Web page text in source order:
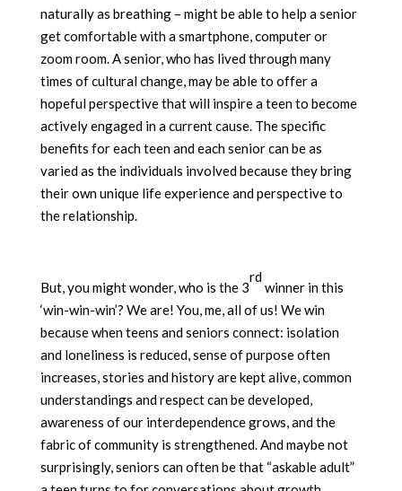
naturally as breathing – might be able to help a senior
get comfortable with a smartphone, computer or
zoom room. A senior, who has lived through many
times of cultural change, may be able to offer a
hopeful perspective that will inspire a teen to become
actively engaged in a current cause. The specific
benefits for each teen and each senior can be as
varied as the individuals involved because they bring
their own unique life experience and perspective to
the relationship.
But, you might wonder, who is the 3
rd
winner in this
‘win-win-win’? We are! You, me, all of us! We win
because when teens and seniors connect: isolation
and loneliness is reduced, sense of purpose often
increases, stories and history are kept alive, common
understandings and respect can be developed,
awareness of our interdependence grows, and the
fabric of community is strengthened. And maybe not
surprisingly, seniors can often be that “askable adult”